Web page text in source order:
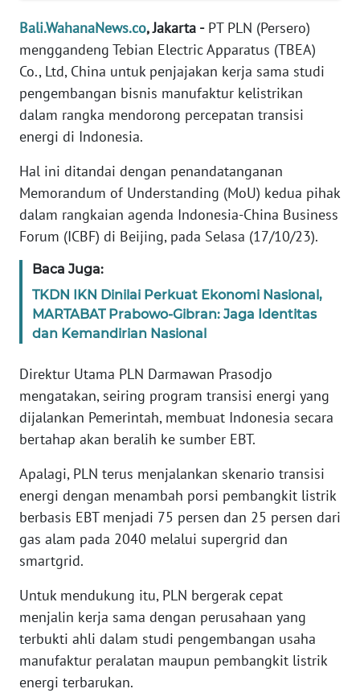
Bali.WahanaNews.co, Jakarta -PT PLN (Persero)
menggandeng Tebian Electric Apparatus (TBEA)
Co., Ltd, China untuk penjajakan kerja sama studi
pengembangan bisnis manufaktur kelistrikan
dalam rangka mendorong percepatan transisi
energi di Indonesia.
Hal ini ditandai dengan penandatanganan
Memorandum of Understanding (MoU) kedua pihak
dalam rangkaian agenda Indonesia-China Business
Forum (ICBF) di Beijing, pada Selasa (17/10/23).
Baca Juga:
TKDN IKN Dinilai Perkuat Ekonomi Nasional,
MARTABAT Prabowo-Gibran: Jaga Identitas
dan Kemandirian Nasional
Direktur Utama PLN Darmawan Prasodjo
mengatakan, seiring program transisi energi yang
dijalankan Pemerintah, membuat Indonesia secara
bertahap akan beralih ke sumber EBT.
Apalagi, PLN terus menjalankan skenario transisi
energi dengan menambah porsi pembangkit listrik
berbasis EBT menjadi 75 persen dan 25 persen dari
gas alam pada 2040 melalui supergrid dan
smartgrid.
Untuk mendukung itu, PLN bergerak cepat
menjalin kerja sama dengan perusahaan yang
terbukti ahli dalam studi pengembangan usaha
manufaktur peralatan maupun pembangkit listrik
energi terbarukan.
DISCLAIMER
Wahana
News
WN
SUMUT
JAKARTA
WN
JABAR
WN
BANTEN
WN
WN
KEPRI
PAPUA
WN
PAPUA
BARAT
WN